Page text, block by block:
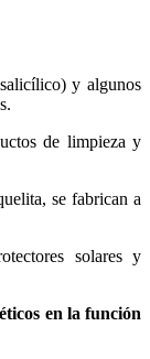
y algunos
de limpieza y
se fabrican a
solares y
en la función